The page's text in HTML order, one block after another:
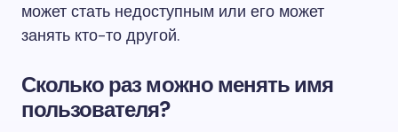
может стать недоступным или его может
занять кто-то другой.
Сколько раз можно менять имя
пользователя?